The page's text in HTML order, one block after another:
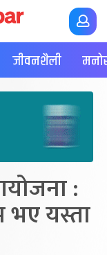
जीवनशैली
:
भए यस्ता